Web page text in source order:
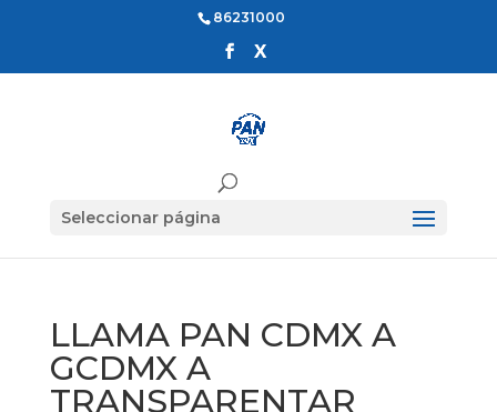
86231000
Seleccionar página
LLAMA PAN CDMX A
GCDMX A
TRANSPARENTAR